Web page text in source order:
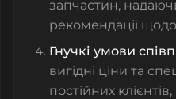
запчастин,
рекомендації
Гнучкі умови
вигідні ціни та
постійних